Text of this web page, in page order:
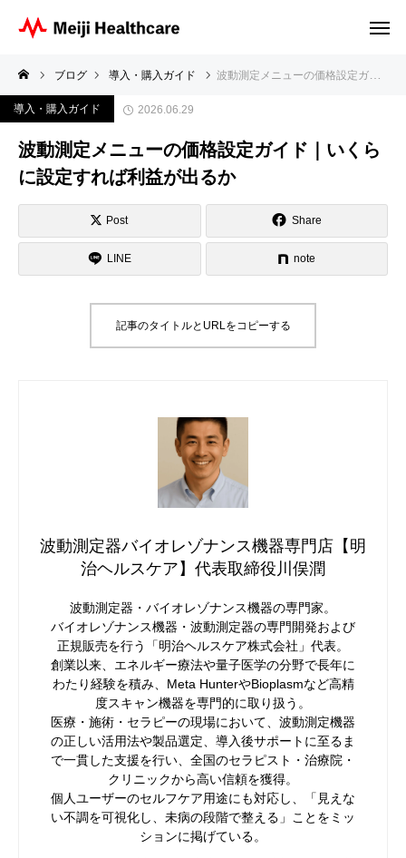
ブログ 導入・購入ガイド 波動測定メニューの価格設定ガイド｜いくらに設定すれば利益が出るか
導入・購入ガイド 2026.06.29
波動測定メニューの価格設定ガイド｜いくら
に設定すれば利益が出るか
Post Share
LINE note
記事のタイトルとURLをコピーする
波動測定器バイオレゾナンス機器専門店【明
治ヘルスケア】代表取締役川俣潤
波動測定器・バイオレゾナンス機器の専門家。
バイオレゾナンス機器・波動測定器の専門開発および
正規販売を行う「明治ヘルスケア株式会社」代表。
創業以来、エネルギー療法や量子医学の分野で長年に
わたり経験を積み、Meta HunterやBioplasmなど高精
度スキャン機器を専門的に取り扱う。
医療・施術・セラピーの現場において、波動測定機器
の正しい活用法や製品選定、導入後サポートに至るま
で一貫した支援を行い、全国のセラピスト・治療院・
クリニックから高い信頼を獲得。
個人ユーザーのセルフケア用途にも対応し、「見えな
い不調を可視化し、未病の段階で整える」ことをミッ
ションに掲げている。